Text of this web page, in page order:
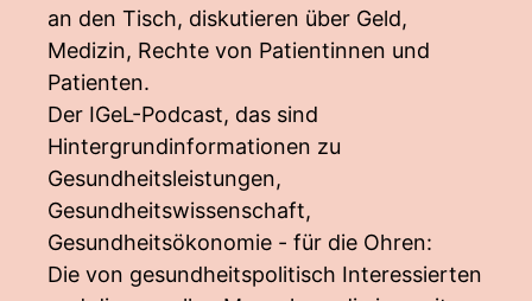
an den Tisch, diskutieren über Geld,
Medizin, Rechte von Patientinnen und
Patienten.
Der IGeL-Podcast, das sind
Hintergrundinformationen zu
Gesundheitsleistungen,
Gesundheitswissenschaft,
Gesundheitsökonomie - für die Ohren:
Die von gesundheitspolitisch Interessierten